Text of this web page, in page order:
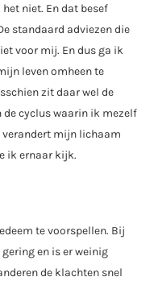
niet. En dat besef
standaard adviezen die
voor mij. En dus ga ik
leven omheen te
zit daar wel de
de cyclus waarin ik mezelf
verandert mijn lichaam
ik ernaar kijk.
te voorspellen. Bij
en is er weinig
de klachten snel